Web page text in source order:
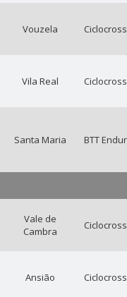
Vouzela
Vila Real
Santa Maria BTT
Vale de
Cambra
Ansião